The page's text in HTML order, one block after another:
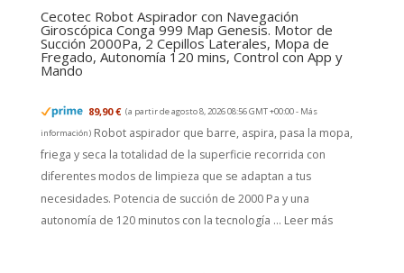
Cecotec Robot Aspirador con Navegación
Giroscópica Conga 999 Map Genesis. Motor de
Succión 2000Pa, 2 Cepillos Laterales, Mopa de
Fregado, Autonomía 120 mins, Control con App y
Mando
89,90 € (a partir de agosto 8, 2026 08:56 GMT +00:00 - Más
información) Robot aspirador que barre, aspira, pasa la mopa,
friega y seca la totalidad de la superficie recorrida con
diferentes modos de limpieza que se adaptan a tus
necesidades. Potencia de succión de 2000 Pa y una
autonomía de 120 minutos con la tecnología ... Leer más